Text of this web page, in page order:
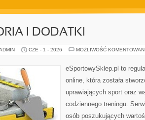
I DODATKI
CZE - 1 - 2026 MOŻLIWOŚĆ
eSportowySklep.pl to
online, która została
uprawiających sport oraz
codziennego treningu.
osób poszukujących